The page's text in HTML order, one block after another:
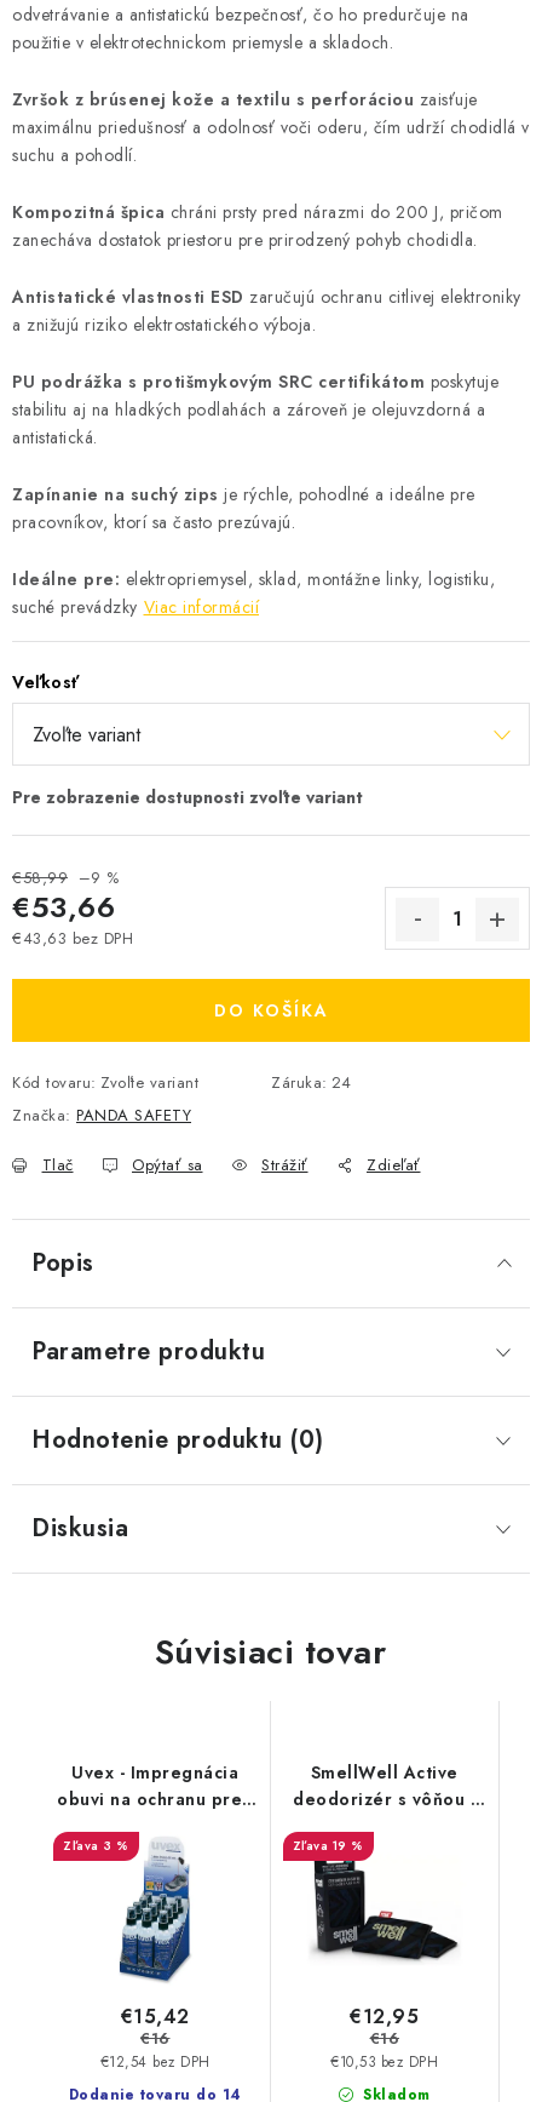
odvetrávanie a antistatickú bezpečnosť, čo ho predurčuje na
použitie v elektrotechnickom priemysle a skladoch.
Zvršok z brúsenej kože a textilu s perforáciou zaisťuje
maximálnu priedušnosť a odolnosť voči oderu, čím udrží chodidlá v
suchu a pohodlí.
Kompozitná špica chráni prsty pred nárazmi do 200 J, pričom
zanecháva dostatok priestoru pre prirodzený pohyb chodidla.
Antistatické vlastnosti ESD zaručujú ochranu citlivej elektroniky
a znižujú riziko elektrostatického výboja.
PU podrážka s protišmykovým SRC certifikátom poskytuje
stabilitu aj na hladkých podlahách a zároveň je olejuvzdorná a
antistatická.
Zapínanie na suchý zips je rýchle, pohodlné a ideálne pre
pracovníkov, ktorí sa často prezúvajú.
Ideálne pre: elektropriemysel, sklad, montážne linky, logistiku,
suché prevádzky Viac informácií
Veľkosť
€58,99 –9 %
€53,66
€43,63 bez DPH
DO KOŠÍKA
Kód tovaru: Zvoľte variant Záruka: 24
Značka: PANDA SAFETY
Tlač Opýtať sa Strážiť Zdieľať
Popis
Parametre produktu
Hodnotenie produktu (0)
Diskusia
Súvisiaci tovar
Uvex - Impregnácia
obuvi na ochranu pred
premočením a
škvrnami 100 ml
9698/1
3 %
Dodanie tovaru do 14
€12,54 bez DPH
€15,42
€16
SmellWell Active
deodorizér s vôňou -
Black Zebra
19 %
Skladom
€10,53 bez DPH
€12,95
€16